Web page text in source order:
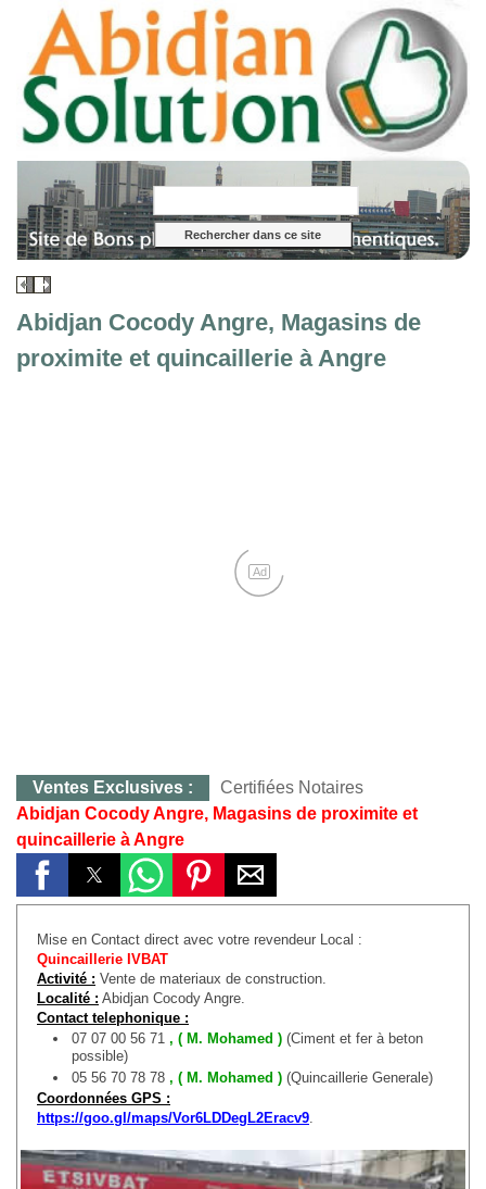
Abidjan Cocody Angre, Magasins de
proximite et quincaillerie à Angre
Ad
Certifiées Notaires CONTACT :
Abidjan Cocody Angre, Magasins de proximite et
quincaillerie à Angre
Mise en Contact direct avec votre revendeur Local :
Quincaillerie IVBAT
Activité : Vente de materiaux de construction.
Localité : Abidjan Cocody Angre.
Contact telephonique :
07 07 00 56 71 , ( M. Mohamed ) (Ciment et fer à beton
possible)
05 56 70 78 78 , ( M. Mohamed ) (Quincaillerie Generale)
Coordonnées GPS :
https://goo.gl/maps/Vor6LDDegL2Eracv9